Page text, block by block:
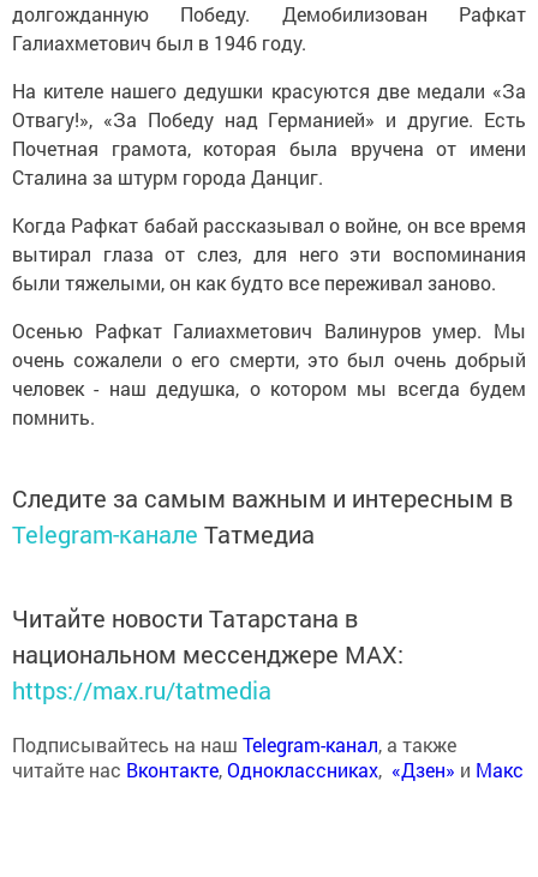
долгожданную Победу. Демобилизован Рафкат
Галиахметович был в 1946 году.
На кителе нашего дедушки красуются две медали «За
Отвагу!», «За Победу над Германией» и другие. Есть
Почетная грамота, которая была вручена от имени
Сталина за штурм города Данциг.
Когда Рафкат бабай рассказывал о войне, он все время
вытирал глаза от слез, для него эти воспоминания
были тяжелыми, он как будто все переживал заново.
Осенью Рафкат Галиахметович Валинуров умер. Мы
очень сожалели о его смерти, это был очень добрый
человек - наш дедушка, о котором мы всегда будем
помнить.
Следите за самым важным и интересным в
Telegram-канале Татмедиа
Читайте новости Татарстана в
национальном мессенджере MАХ:
https://max.ru/tatmedia
Подписывайтесь на наш Telegram-канал, а также
читайте нас Вконтакте,Одноклассниках, «Дзен» и Макс